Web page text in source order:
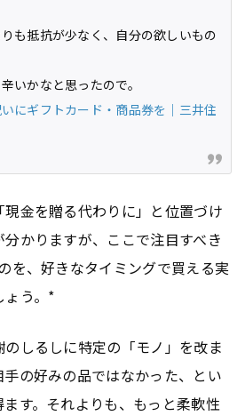
も抵抗が少なく、自分の欲しいもの
いかなと思ったので。
にギフトカード・商品券を｜三井住
現金を贈る代わりに」と位置づけ
かりますが、ここで注目すべき
を、好きなタイミングで買える実
ょう。*
のしるしに特定の「モノ」を改ま
の好みの品ではなかった、とい
す。それよりも、もっと柔軟性